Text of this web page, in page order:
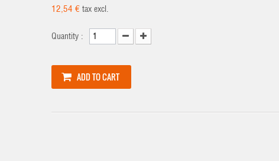
12,54 € tax excl.
Quantity :
ADD TO CART